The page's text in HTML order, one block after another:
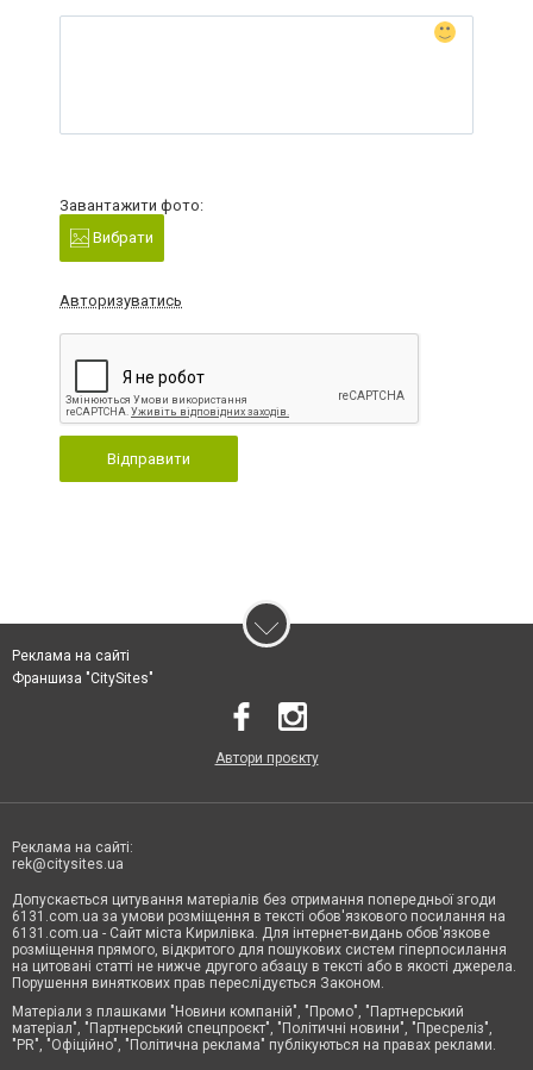
Завантажити фото:
Вибрати
Авторизуватись
Відправити
Реклама на сайті
Франшиза "CitySites"
Автори проєкту
Реклама на сайті:
rek@citysites.ua
Допускається цитування матеріалів без отримання попередньої згоди
6131.com.ua за умови розміщення в тексті обов'язкового посилання на
6131.com.ua - Сайт міста Кирилівка. Для інтернет-видань обов'язкове
розміщення прямого, відкритого для пошукових систем гіперпосилання
на цитовані статті не нижче другого абзацу в тексті або в якості джерела.
Порушення виняткових прав переслідується Законом.
Матеріали з плашками "Новини компаній", "Промо", "Партнерський
матеріал", "Партнерський спецпроєкт", "Політичні новини", "Пресреліз",
"PR", "Офіційно", "Політична реклама" публікуються на правах реклами.